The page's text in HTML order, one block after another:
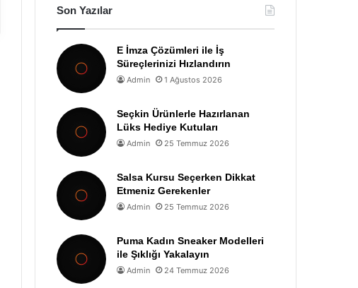
Son Yazılar
E İmza Çözümleri ile İş
Süreçlerinizi Hızlandırın
Admin 1 Ağustos 2026
Seçkin Ürünlerle Hazırlanan
Lüks Hediye Kutuları
Admin 25 Temmuz 2026
Salsa Kursu Seçerken Dikkat
Etmeniz Gerekenler
Admin 25 Temmuz 2026
Puma Kadın Sneaker Modelleri
ile Şıklığı Yakalayın
Admin 24 Temmuz 2026